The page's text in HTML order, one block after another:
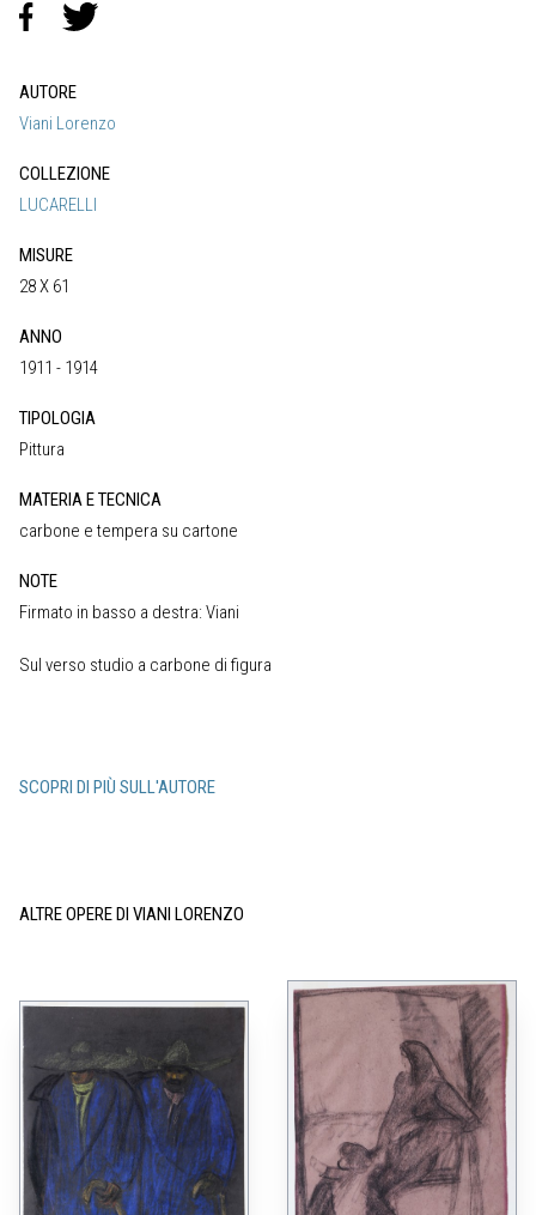
AUTORE
Viani Lorenzo
COLLEZIONE
LUCARELLI
MISURE
28 X 61
ANNO
1911 - 1914
TIPOLOGIA
Pittura
MATERIA E TECNICA
carbone e tempera su cartone
NOTE
Firmato in basso a destra: Viani
Sul verso studio a carbone di figura
SCOPRI DI PIÙ SULL'AUTORE
ALTRE OPERE DI VIANI LORENZO